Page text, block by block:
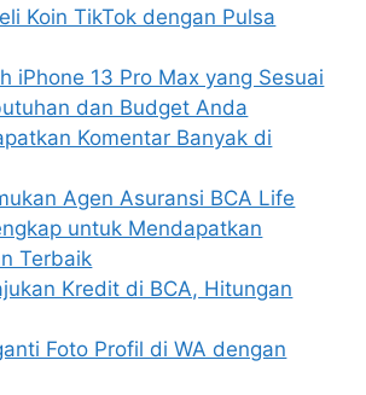
Koin TikTok dengan Pulsa
iPhone 13 Pro Max yang Sesuai
dan Budget Anda
Komentar Banyak di
Agen Asuransi BCA Life
untuk Mendapatkan
Terbaik
Kredit di BCA, Hitungan
Foto Profil di WA dengan